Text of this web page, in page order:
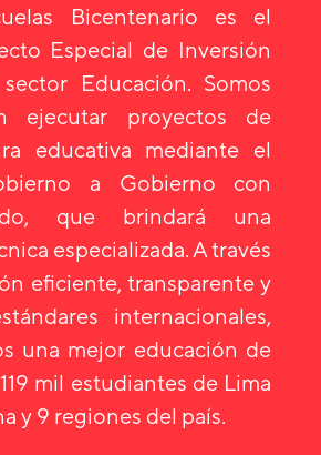
Bicentenario es el
Especial de Inversión
Educación. Somos
ejecutar proyectos de
educativa mediante el
a Gobierno con
que brindará una
especializada. A través
eficiente, transparente y
internacionales,
una mejor educación de
mil estudiantes de Lima
y 9 regiones del país.